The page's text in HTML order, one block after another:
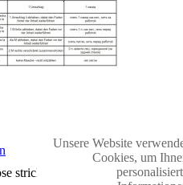
strickmuster
Unsere Website
Cookies, um